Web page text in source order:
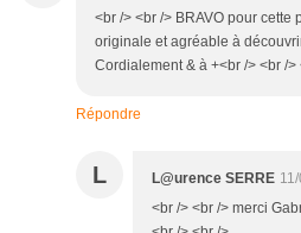
<br /> <br /> BRAVO pour cette
originale et agréable à
Cordialement & à +<br /> <br />
Répondre
L L@urence SERRE
<br /> <br /> merci